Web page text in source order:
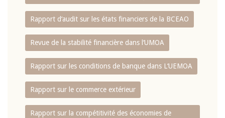
Rapport d‘audit sur les états financiers de la BCEAO
Revue de la stabilité financière dans l‘UMOA
Rapport sur les conditions de banque dans L‘UEMOA
Rapport sur le commerce extérieur
Rapport sur la compétitivité des économies de